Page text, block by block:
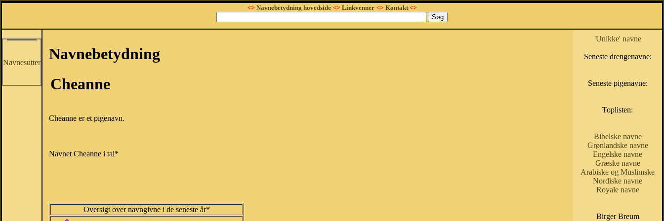
<> Navnebetydning hovedside <> Linkvenner <> Kontakt<>
Navnesutter
Navnebetydning
Cheanne
Cheanne er et pigenavn.
Navnet Cheanne i tal*
Oversigt over navngivne i de seneste år*
'Unikke' navne
Seneste drengenavne:
Seneste pigenavne:
Toplisten:
Bibelske navne
Grønlandske navne
Engelske navne
Græske navne
Arabiske og Muslimske
Nordiske navne
Royale navne
Birger Breum